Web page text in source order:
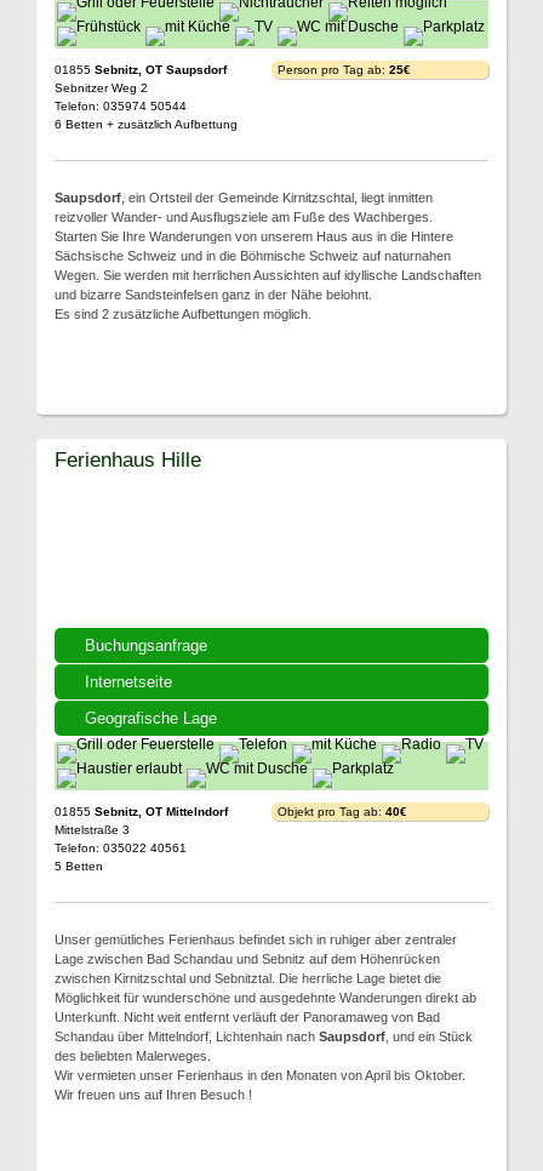
01855 Sebnitz, OT Saupsdorf
Sebnitzer Weg 2
Telefon: 035974 50544
6 Betten + zusätzlich Aufbettung
Person pro Tag ab: 25€
Saupsdorf , ein Ortsteil der Gemeinde Kirnitzschtal, liegt inmitten
reizvoller Wander- und Ausflugsziele am Fuße des Wachberges.
Starten Sie Ihre Wanderungen von unserem Haus aus in die Hintere
Sächsische Schweiz und in die Böhmische Schweiz auf naturnahen
Wegen. Sie werden mit herrlichen Aussichten auf idyllische Landschaften
und bizarre Sandsteinfelsen ganz in der Nähe belohnt.
Es sind 2 zusätzliche Aufbettungen möglich.
Buchungsanfrage
Internetseite
Geografische Lage
Ferienhaus Hille
01855 Sebnitz, OT Mittelndorf
Mittelstraße 3
Telefon: 035022 40561
5 Betten
Objekt pro Tag ab: 40€
Unser gemütliches Ferienhaus befindet sich in ruhiger aber zentraler
Lage zwischen Bad Schandau und Sebnitz auf dem Höhenrücken
zwischen Kirnitzschtal und Sebnitztal. Die herrliche Lage bietet die
Möglichkeit für wunderschöne und ausgedehnte Wanderungen direkt ab
Unterkunft. Nicht weit entfernt verläuft der Panoramaweg von Bad
Schandau über Mittelndorf, Lichtenhain nach Saupsdorf , und ein Stück
des beliebten Malerweges.
Wir vermieten unser Ferienhaus in den Monaten von April bis Oktober.
Wir freuen uns auf Ihren Besuch !